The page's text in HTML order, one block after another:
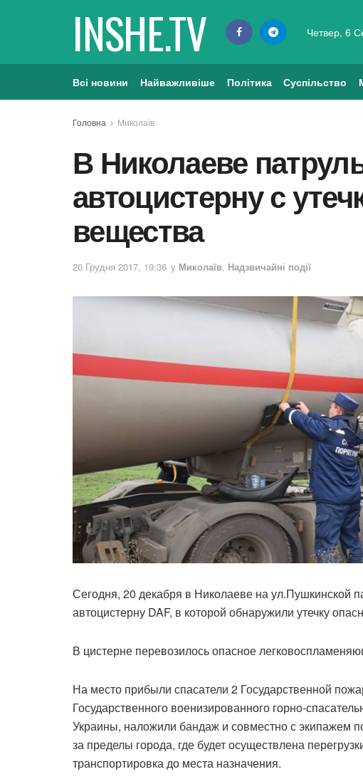
INSHE.TV Четвер, 6
Всі новини Найважливіше Політика Суспільство
Головна Миколаїв
В Николаеве
автоцистерну с
вещества
20 Грудня 2017, 19:36 у Миколаїв, Надзвичайні події
Сегодня, 20 декабря в Николаеве на ул.Пушкинской
автоцистерну DAF, в которой обнаружили утечку
В цистерне перевозилось опасное
На место прибыли спасатели 2 Государственной
Государственного военизированного горно-
Украины, наложили бандаж и совместно с экипажем
за пределы города, где будет осуществлена
транспортировка до места назначения.